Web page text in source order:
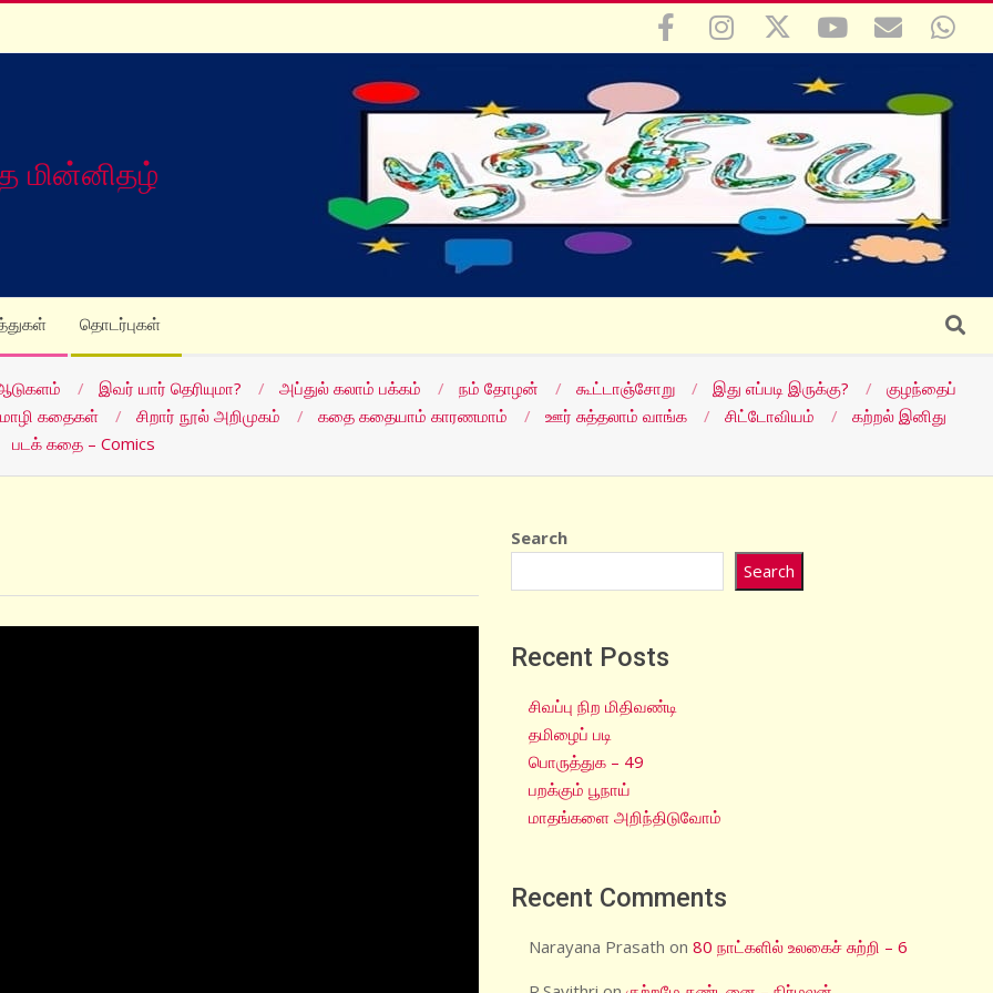
மின்னிதழ்
தொடர்புகள் Search
இவர் யார் தெரியுமா? அப்துல் கலாம் பக்கம் நம் தோழன் கூட்டாஞ்சோறு இது எப்படி இருக்கு?
குழந்தைப்
கதைகள் சிறார் நூல் அறிமுகம் கதை கதையாம் காரணமாம் ஊர் சுத்தலாம் வாங்க சிட்டோவியம்
கற்றல் இனிது
படக் கதை – Comics
Search
Search
Recent Posts
சிவப்பு நிற மிதிவண்டி
தமிழைப் படி
பொருத்துக – 49
பறக்கும் பூநாய்
மாதங்களை அறிந்திடுவோம்
Recent Comments
Narayana Prasath on80 நாட்களில் உலகைச் சுற்றி – 6